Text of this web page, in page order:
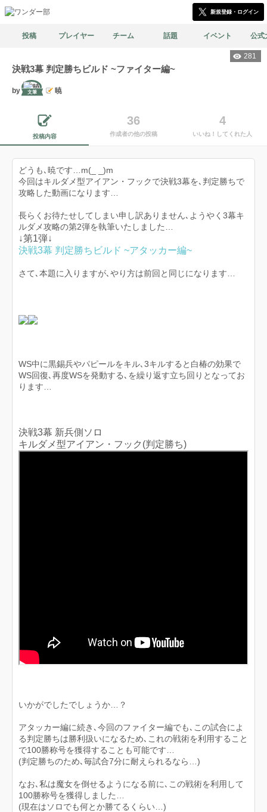
新規登録・ログイン
投稿 プレイヤー チーム 話題 イベント 公式
281
決戦3幕 判定勝ちビルド ~ファイター編~
by 文筆 暁
投稿内容
36
作成者の他の投稿
4
いいね！してくれた人
どうも､暁です…m(_ _)m
今回はキルダメ型アイアン・フックで決戦3幕を､判定勝ちで
攻略した動画になります…
長らくお待たせしてしまい申し訳ありません､ようやく3幕キ
ルダメ攻略の第2弾を執筆いたしました…
↓第1弾↓
決戦3幕 判定勝ちビルド ~アタッカー編~
さて､本題に入りますが､やり方は前回と同じになります…
WS中に黒錫兵やパピールをキル､3キルすると白椿の効果で
WS回復､再度WSを発動する､を繰り返す立ち回りとなってお
ります…
決戦3幕 新兵側ソロ
キルダメ型アイアン・フック(判定勝ち)
いかがでしたでしょうか…？
アタッカー編に続き､今回のファイター編でも､この試合によ
る判定勝ちは勝利扱いになるため､これの戦術を利用すること
で100勝称号を獲得することも可能です…
(判定勝ちのため､毎試合7分に耐えられるなら…)
なお､私は魔女を倒せるようになる前に､この戦術を利用して
100勝称号を獲得しました…
(現在はソロでも何とか勝てるくらい…)